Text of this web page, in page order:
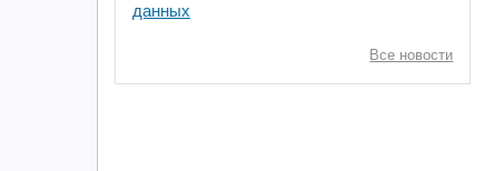
данных
Все новости